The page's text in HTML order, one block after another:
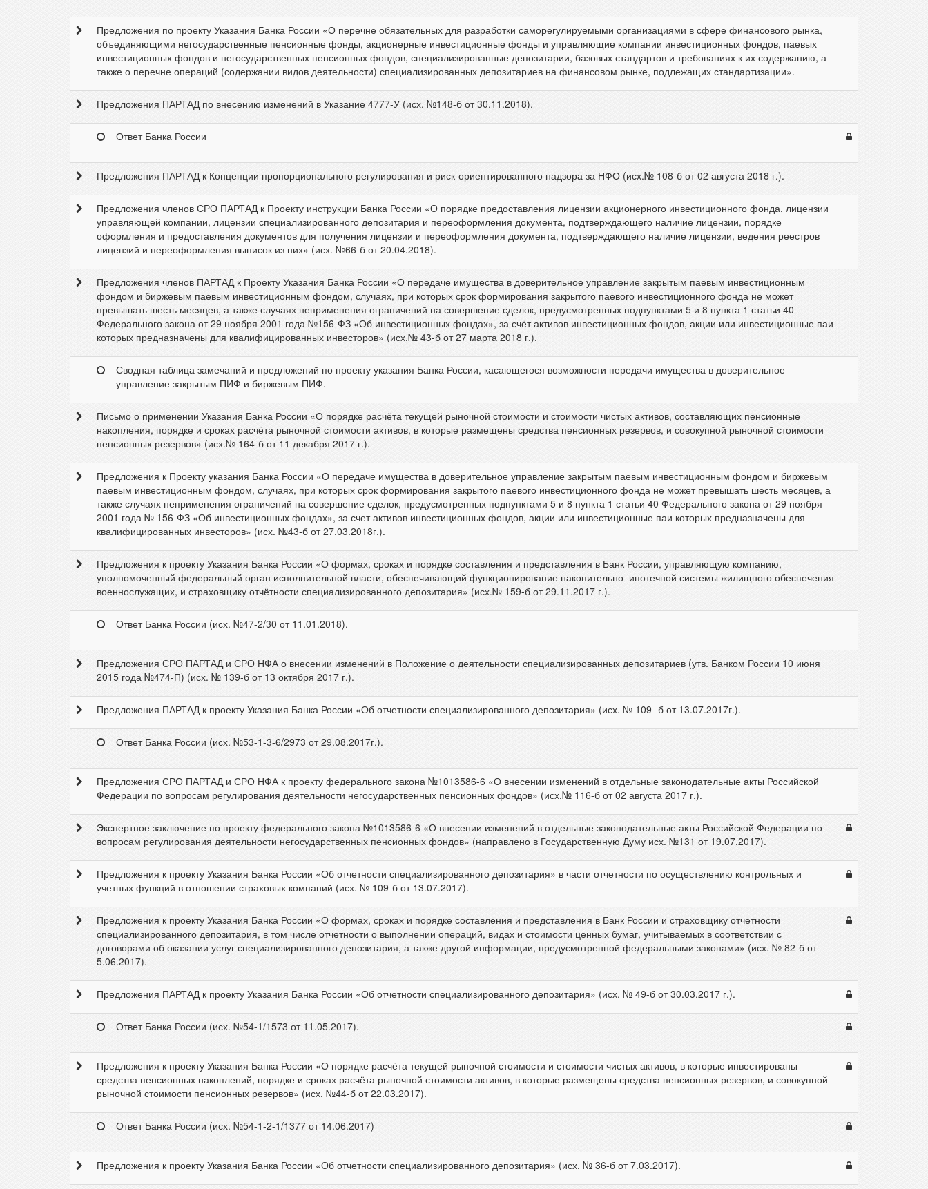
Предложения по проекту Указания Банка России «О перечне обязательных для разработки саморегулируемыми организациями в сфере финансового рынка,
объединяющими негосударственные пенсионные фонды, акционерные инвестиционные фонды и управляющие компании инвестиционных фондов, паевых
инвестиционных фондов и негосударственных пенсионных фондов, специализированные депозитарии, базовых стандартов и требованиях к их содержанию, а
также о перечне операций (содержании видов деятельности) специализированных депозитариев на финансовом рынке, подлежащих стандартизации».
Предложения ПАРТАД по внесению изменений в Указание 4777-У (исх. №148-б от 30.11.2018).
Ответ Банка России
Предложения ПАРТАД к Концепции пропорционального регулирования и риск-ориентированного надзора за НФО (исх.№ 108-б от 02 августа 2018 г.).
Предложения членов СРО ПАРТАД к Проекту инструкции Банка России «О порядке предоставления лицензии акционерного инвестиционного фонда, лицензии
управляющей компании, лицензии специализированного депозитария и переоформления документа, подтверждающего наличие лицензии, порядке
оформления и предоставления документов для получения лицензии и переоформления документа, подтверждающего наличие лицензии, ведения реестров
лицензий и переоформления выписок из них» (исх. №66-б от 20.04.2018).
Предложения членов ПАРТАД к Проекту Указания Банка России «О передаче имущества в доверительное управление закрытым паевым инвестиционным
фондом и биржевым паевым инвестиционным фондом, случаях, при которых срок формирования закрытого паевого инвестиционного фонда не может
превышать шесть месяцев, а также случаях неприменения ограничений на совершение сделок, предусмотренных подпунктами 5 и 8 пункта 1 статьи 40
Федерального закона от 29 ноября 2001 года №156-ФЗ «Об инвестиционных фондах», за счёт активов инвестиционных фондов, акции или инвестиционные паи
которых предназначены для квалифицированных инвесторов» (исх.№ 43-б от 27 марта 2018 г.).
Сводная таблица замечаний и предложений по проекту указания Банка России, касающегося возможности передачи имущества в доверительное
управление закрытым ПИФ и биржевым ПИФ.
Письмо о применении Указания Банка России «О порядке расчёта текущей рыночной стоимости и стоимости чистых активов, составляющих пенсионные
накопления, порядке и сроках расчёта рыночной стоимости активов, в которые размещены средства пенсионных резервов, и совокупной рыночной стоимости
пенсионных резервов» (исх.№ 164-б от 11 декабря 2017 г.).
Предложения к Проекту указания Банка России «О передаче имущества в доверительное управление закрытым паевым инвестиционным фондом и биржевым
паевым инвестиционным фондом, случаях, при которых срок формирования закрытого паевого инвестиционного фонда не может превышать шесть месяцев, а
также случаях неприменения ограничений на совершение сделок, предусмотренных подпунктами 5 и 8 пункта 1 статьи 40 Федерального закона от 29 ноября
2001 года № 156-ФЗ «Об инвестиционных фондах», за счет активов инвестиционных фондов, акции или инвестиционные паи которых предназначены для
квалифицированных инвесторов» (исх. №43-б от 27.03.2018г.).
Предложения к проекту Указания Банка России «О формах, сроках и порядке составления и представления в Банк России, управляющую компанию,
уполномоченный федеральный орган исполнительной власти, обеспечивающий функционирование накопительно–ипотечной системы жилищного обеспечения
военнослужащих, и страховщику отчётности специализированного депозитария» (исх.№ 159-б от 29.11.2017 г.).
Ответ Банка России (исх. №47-2/30 от 11.01.2018).
Предложения СРО ПАРТАД и СРО НФА о внесении изменений в Положение о деятельности специализированных депозитариев (утв. Банком России 10 июня
2015 года №474-П) (исх. № 139-б от 13 октября 2017 г.).
Предложения ПАРТАД к проекту Указания Банка России «Об отчетности специализированного депозитария» (исх. № 109 -б от 13.07.2017г.).
Ответ Банка России (исх. №53-1-3-6/2973 от 29.08.2017г.).
Предложения СРО ПАРТАД и СРО НФА к проекту федерального закона №1013586-6 «О внесении изменений в отдельные законодательные акты Российской
Федерации по вопросам регулирования деятельности негосударственных пенсионных фондов» (исх.№ 116-б от 02 августа 2017 г.).
Экспертное заключение по проекту федерального закона №1013586-6 «О внесении изменений в отдельные законодательные акты Российской Федерации по
вопросам регулирования деятельности негосударственных пенсионных фондов» (направлено в Государственную Думу исх. №131 от 19.07.2017).
Предложения к проекту Указания Банка России «Об отчетности специализированного депозитария» в части отчетности по осуществлению контрольных и
учетных функций в отношении страховых компаний (исх. № 109-б от 13.07.2017).
Предложения к проекту Указания Банка России «О формах, сроках и порядке составления и представления в Банк России и страховщику отчетности
специализированного депозитария, в том числе отчетности о выполнении операций, видах и стоимости ценных бумаг, учитываемых в соответствии с
договорами об оказании услуг специализированного депозитария, а также другой информации, предусмотренной федеральными законами» (исх. № 82-б от
5.06.2017).
Предложения ПАРТАД к проекту Указания Банка России «Об отчетности специализированного депозитария» (исх. № 49-б от 30.03.2017 г.).
Ответ Банка России (исх. №54-1/1573 от 11.05.2017).
Предложения к проекту Указания Банка России «О порядке расчёта текущей рыночной стоимости и стоимости чистых активов, в которые инвестированы
средства пенсионных накоплений, порядке и сроках расчёта рыночной стоимости активов, в которые размещены средства пенсионных резервов, и совокупной
рыночной стоимости пенсионных резервов» (исх. №44-б от 22.03.2017).
Ответ Банка России (исх. №54-1-2-1/1377 от 14.06.2017)
Предложения к проекту Указания Банка России «Об отчетности специализированного депозитария» (исх. № 36-б от 7.03.2017).